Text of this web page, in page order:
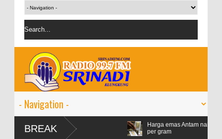
BREAK
Harga emas Antam naik jadi Rp1,528
per gram